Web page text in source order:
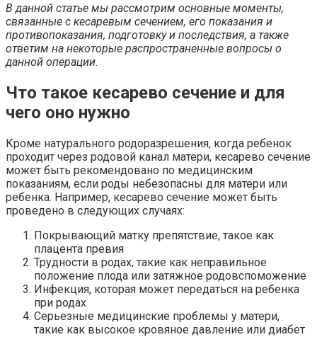
В данной статье мы рассмотрим основные моменты,
связанные с кесаревым сечением, его показания и
противопоказания, подготовку и последствия, а также
ответим на некоторые распространенные вопросы о
данной операции.
Что такое кесарево сечение и для
чего оно нужно
Кроме натурального родоразрешения, когда ребенок
проходит через родовой канал матери, кесарево сечение
может быть рекомендовано по медицинским
показаниям, если роды небезопасны для матери или
ребенка. Например, кесарево сечение может быть
проведено в следующих случаях:
Покрывающий матку препятствие, такое как
плацента превия
Трудности в родах, такие как неправильное
положение плода или затяжное родовспоможение
Инфекция, которая может передаться на ребенка
при родах
Серьезные медицинские проблемы у матери,
такие как высокое кровяное давление или диабет